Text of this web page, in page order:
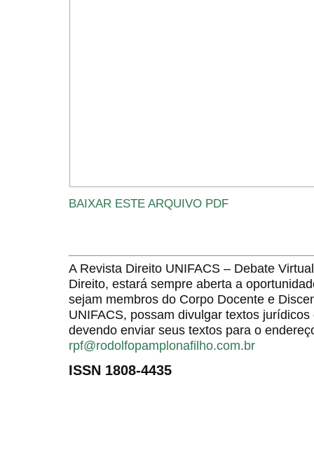
BAIXAR ESTE ARQUIVO PDF
A Revista Direito UNIFACS – Debate
Direito, estará sempre aberta a
sejam membros do Corpo Docente e
UNIFACS, possam divulgar textos
devendo enviar seus textos para o
rpf@rodolfopamplonafilho.com.br
ISSN 1808-4435